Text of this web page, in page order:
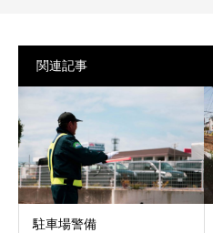
関連記事
駐車場警備